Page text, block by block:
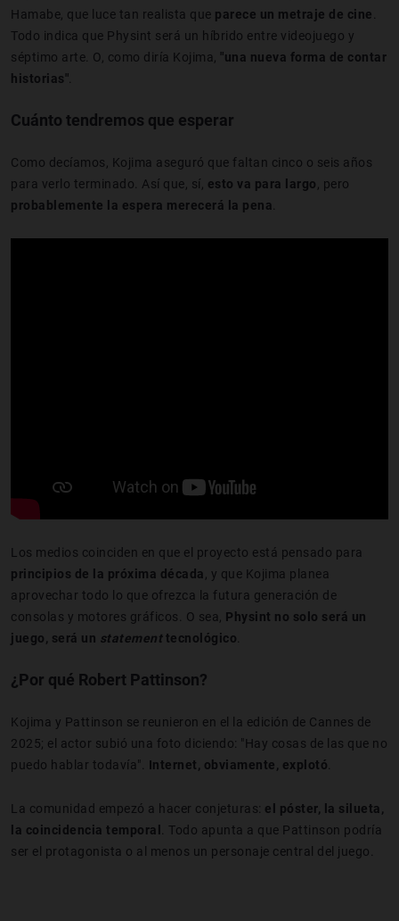
Hamabe, que luce tan realista que parece un metraje de cine
Todo indica que Physint será un híbrido entre videojuego y
séptimo arte. O, como diría Kojima, "una nueva forma de contar
historias"
Cuánto tendremos que esperar
Como decíamos, Kojima aseguró que faltan cinco o seis años
para verlo terminado. Así que, sí, esto va para largo , pero
probablemente la espera merecerá la pena
Los medios coinciden en que el proyecto está pensado para
principios de la próxima década , y que Kojima planea
aprovechar todo lo que ofrezca la futura generación de
consolas y motores gráficos. O sea, Physint no solo será un
juego, será un statementtecnológico
¿Por qué Robert Pattinson?
Kojima y Pattinson se reunieron en el la edición de Cannes de
2025; el actor subió una foto diciendo: "Hay cosas de las que no
puedo hablar todavía". Internet, obviamente, explotó
La comunidad empezó a hacer conjeturas: el póster, la silueta,
la coincidencia temporal
. Todo apunta a que Pattinson podría
ser el protagonista o al menos un personaje central del juego.